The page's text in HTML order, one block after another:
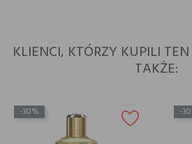
KLIENCI, KTÓRZY KUPILI
TAKŻE:
-30% -